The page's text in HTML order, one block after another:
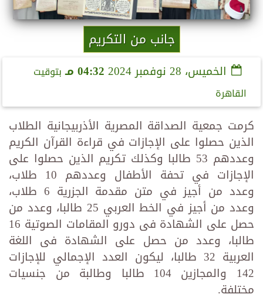
جانب من التكريم
الخميس، 28 نوفمبر 2024 04:32 مـ
بتوقيت
القاهرة
كرمت جمعية الصداقة المصرية الأذربيجانية الطلاب
الذين حصلوا على الإجازات في قراءة القرآن الكريم
وعددهم 53 طالبا وكذلك تكريم الذين حصلوا على
الإجازات في تحفة الأطفال وعددهم 10 طلاب،
وعدد من أجيز في متن مقدمة الجزرية 6 طلاب،
وعدد من أجيز في الخط العربي 25 طالبا، وعدد من
حصل على الشهادة فى دورو المقامات الصوتية 16
طالبا، وعدد من حصل على الشهادة فى اللغة
العربية 32 طالبا، ليكون العدد الإجمالي للإجازات
142 والمجازين 104 طالبا وطالبة من جنسيات
مختلفة.